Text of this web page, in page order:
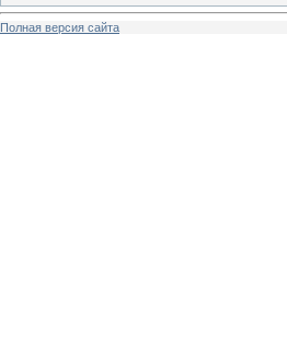
Полная версия сайта